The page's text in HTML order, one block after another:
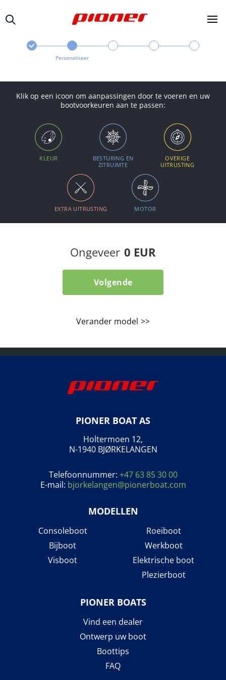
Personaliseer
Klik op een icoon om aanpassingen door te voeren en uw
bootvoorkeuren aan te passen:
KLEUR
BESTURING EN
ZITRUIMTE
OVERIGE
UITRUSTING
EXTRA UITRUSTING MOTOR
Ongeveer 0 EUR
Volgende
Verander model
PIONER BOAT AS
Holtermoen 12,
N-1940 BJØRKELANGEN
Telefoonnummer: +47 63 85 30 00
E-mail: bjorkelangen@pionerboat.com
MODELLEN
Consoleboot
Bijboot
Visboot
Roeiboot
Werkboot
Elektrische boot
Plezierboot
PIONER BOATS
Vind een dealer
Ontwerp uw boot
Boottips
FAQ